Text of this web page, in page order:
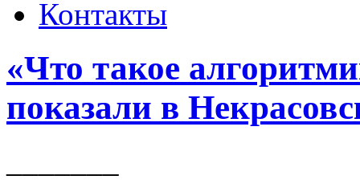
Контакты
«Что такое
показали в